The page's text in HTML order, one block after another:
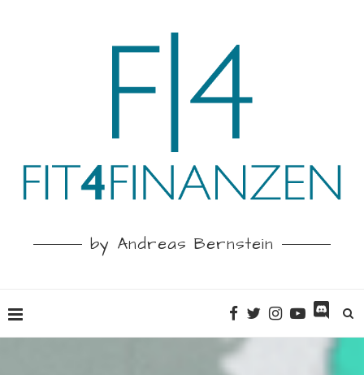
by Andreas Bernstein